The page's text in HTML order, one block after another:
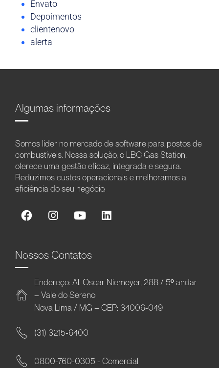
Envato
Depoimentos
clientenovo
alerta
Algumas informações
Somos líder no mercado de software para postos de
combustíveis. Nossa solução, o LBC Gas Station,
oferece uma gestão eficaz, integrada e segura.
Reduzimos custos operacionais e melhoramos a
eficiência do seu negócio.
Nossos Contatos
Endereço: Al. Oscar Niemeyer, 288 / 5º andar
– Vale do Sereno
Nova Lima / MG – CEP: 34006-049
(31) 3215-6400
0800-760-0305 - Comercial